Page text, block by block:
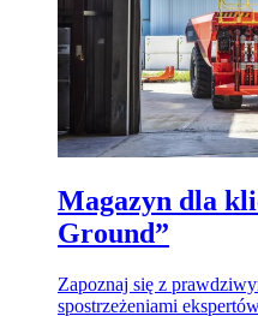
Magazyn dla
Ground”
Zapoznaj się z
spostrzeżeniami